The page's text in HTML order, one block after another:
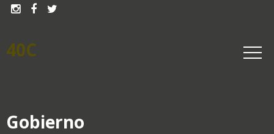
  
40C
Gobierno